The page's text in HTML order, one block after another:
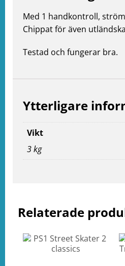
Relaterade
Med 1 handkontroll,
Chippat för även
Testad och fungerar bra.
Ytterligare
Vikt
3 kg